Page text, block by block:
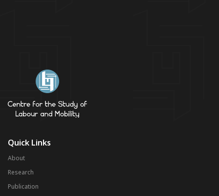
Quick Links
About
Research
Publication